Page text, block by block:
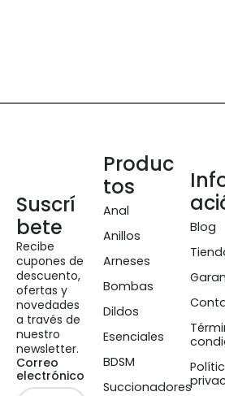
Suscrí
bete
Recibe
cupones de
descuento,
ofertas y
novedades
a través de
nuestro
newsletter.
Correo
electrónico
Produc
tos
Anal
Anillos
Arneses
Bombas
Dildos
Esenciales
BDSM
Succionadores
Blog